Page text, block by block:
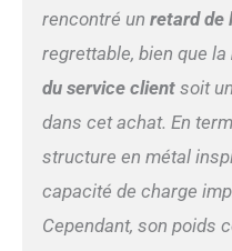
rencontré un retard de
regrettable, bien que la
du service clientsoit
dans cet achat. En
structure en métal
capacité de charge
Cependant, son poids